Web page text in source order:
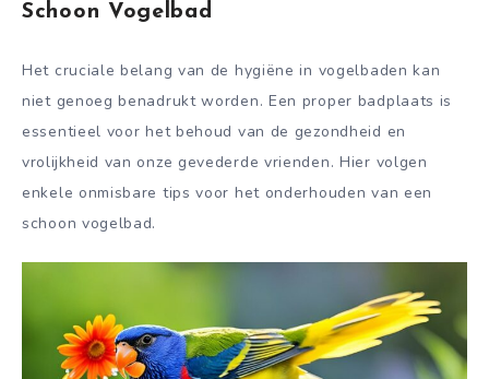
Schoon Vogelbad
Het cruciale belang van de hygiëne in vogelbaden kan
niet genoeg benadrukt worden. Een proper badplaats is
essentieel voor het behoud van de gezondheid en
vrolijkheid van onze gevederde vrienden. Hier volgen
enkele onmisbare tips voor het onderhouden van een
schoon vogelbad.